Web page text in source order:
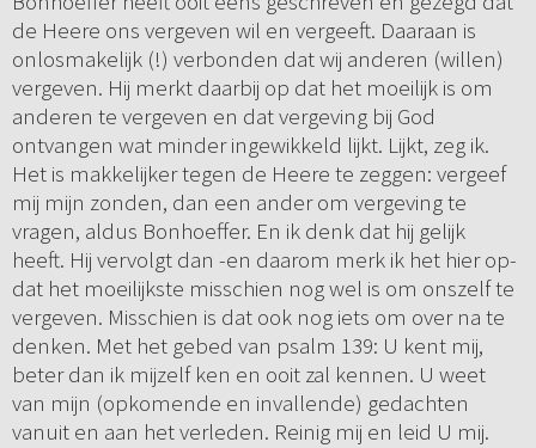
de Heere ons vergeven wil en vergeeft. Daaraan is
onlosmakelijk (!) verbonden dat wij anderen (willen)
vergeven. Hij merkt daarbij op dat het moeilijk is om
anderen te vergeven en dat vergeving bij God
ontvangen wat minder ingewikkeld lijkt. Lijkt, zeg ik.
Het is makkelijker tegen de Heere te zeggen: vergeef
mij mijn zonden, dan een ander om vergeving te
vragen, aldus Bonhoeffer. En ik denk dat hij gelijk
heeft. Hij vervolgt dan -en daarom merk ik het hier op-
dat het moeilijkste misschien nog wel is om onszelf te
vergeven. Misschien is dat ook nog iets om over na te
denken. Met het gebed van psalm 139: U kent mij,
beter dan ik mijzelf ken en ooit zal kennen. U weet
van mijn (opkomende en invallende) gedachten
vanuit en aan het verleden. Reinig mij en leid U mij.